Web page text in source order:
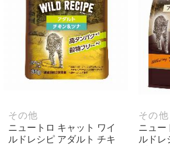
その他
ニュートロ キャット ワイ
ルドレシピ アダルト チキ
その他
ニュー
ルドレ